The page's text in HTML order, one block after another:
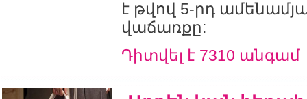
է թվով 5-րդ
վաճառքը:
Դիտվել է 7310 անգամ